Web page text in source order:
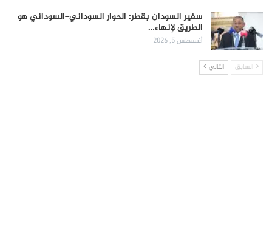
سفير السودان بقطر: الحوار السوداني–السوداني هو
الطريق لإنهاء…
أغسطس 5, 2026
السابق التالي